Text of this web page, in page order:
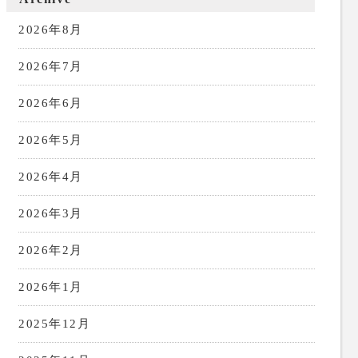
2026年8月
2026年7月
2026年6月
2026年5月
2026年4月
2026年3月
2026年2月
2026年1月
2025年12月